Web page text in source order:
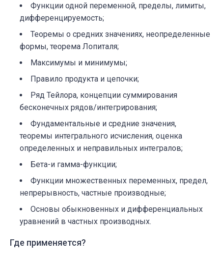
Функции одной переменной, пределы, лимиты,
дифференцируемость;
Теоремы о средних значениях, неопределенные
формы, теорема Лопиталя;
Максимумы и минимумы;
Правило продукта и цепочки;
Ряд Тейлора, концепции суммирования
бесконечных рядов/интегрирования;
Фундаментальные и средние значения,
теоремы интегрального исчисления, оценка
определенных и неправильных интегралов;
Бета-и гамма-функции;
Функции множественных переменных, предел,
непрерывность, частные производные;
Основы обыкновенных и дифференциальных
уравнений в частных производных.
Где применяется?